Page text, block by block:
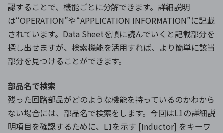
認することで、機能ごとに分解できます。詳細説明
は“OPERATION”や“APPLICATION INFORMATION”に記載
されています。Data Sheetを順に読んでいくと記載部分を
探し出せますが、検索機能を活用すれば、より簡単に該当
部分を見つけることができます。
部品名で検索
残った回路部品がどのような機能を持っているのかわから
ない場合には、部品名で検索をします。今回はL1の詳細説
明項目を確認するために、L1を示す [Inductor] をキーワ